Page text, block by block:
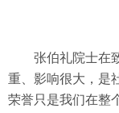
张伯礼院士在
重、影响很大，是
荣誉只是我们在整